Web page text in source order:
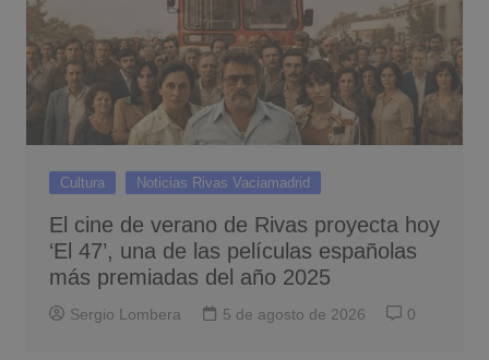
Cultura Noticias Rivas Vaciamadrid
El cine de verano de Rivas proyecta hoy
‘El 47’, una de las películas españolas
más premiadas del año 2025
Sergio Lombera 5 de agosto de 2026 0